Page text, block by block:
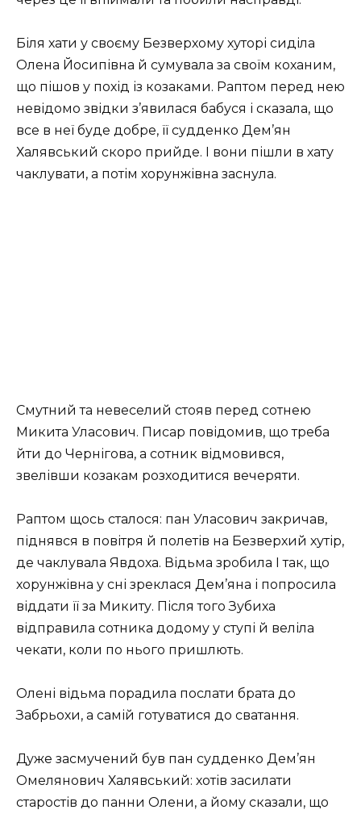
Біля хати у своєму Безверхому хуторі сиділа
Олена Йосипівна й сумувала за своїм коханим,
що пішов у похід із козаками. Раптом перед нею
невідомо звідки з’явилася бабуся і сказала, що
все в неї буде добре, її судденко Дем’ян
Халявський скоро прийде. І вони пішли в хату
чаклувати, а потім хорунжівна заснула.
Смутний та невеселий стояв перед сотнею
Микита Уласович. Писар повідомив, що треба
йти до Чернігова, а сотник відмовився,
звелівши козакам розходитися вечеряти.
Раптом щось сталося: пан Уласович закричав,
піднявся в повітря й полетів на Безверхий хутір,
де чаклувала Явдоха. Відьма зробила І так, що
хорунжівна у сні зреклася Дем’яна і попросила
віддати її за Микиту. Після того Зубиха
відправила сотника додому у ступі й веліла
чекати, коли по нього пришлють.
Олені відьма порадила послати брата до
Забрьохи, а самій готуватися до сватання.
Дуже засмучений був пан судденко Дем’ян
Омелянович Халявський: хотів засилати
старостів до панни Олени, а йому сказали, що